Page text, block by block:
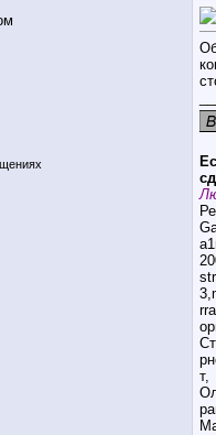
т,